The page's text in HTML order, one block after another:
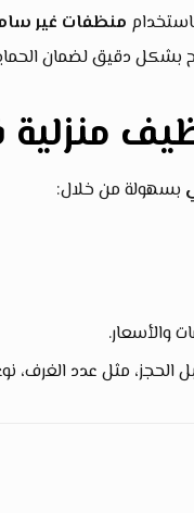
منظفات غير
دقيق لضمان
بسهولة من خلال:
والأسعار.
مثل عدد الغرف،